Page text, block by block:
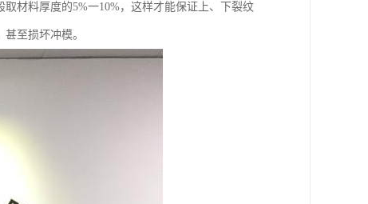
材料厚度的5%一10%，这样才能保证上、下裂纹
至损坏冲模。